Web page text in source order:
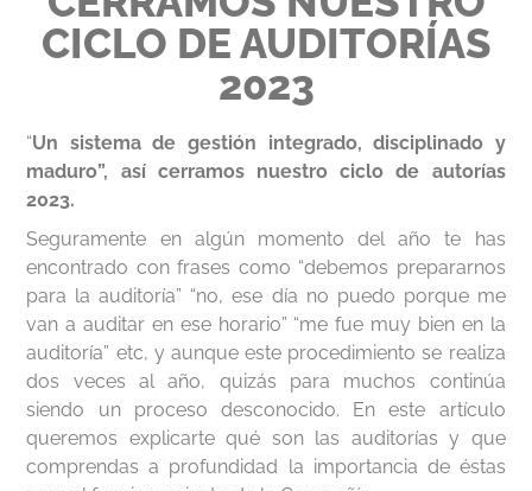
CICLO DE AUDITORÍAS
2023
“Un sistema de gestión integrado, disciplinado y
maduro”, así cerramos nuestro ciclo de autorías
2023.
Seguramente en algún momento del año te has
encontrado con frases como “debemos prepararnos
para la auditoría” “no, ese día no puedo porque me
van a auditar en ese horario” “me fue muy bien en la
auditoría” etc, y aunque este procedimiento se realiza
dos veces al año, quizás para muchos continúa
siendo un proceso desconocido. En este artículo
queremos explicarte qué son las auditorías y que
comprendas a profundidad la importancia de éstas